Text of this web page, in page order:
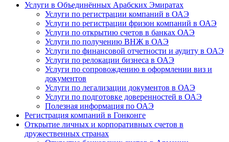
Услуги в Объединённых Арабских Эмиратах
Услуги по регистрации компаний в ОАЭ
Услуги по регистрации фризон компаний в ОАЭ
Услуги по открытию счетов в банках ОАЭ
Услуги по получению ВНЖ в ОАЭ
Услуги по финансовой отчетности и аудиту в ОАЭ
Услуги по релокации бизнеса в ОАЭ
Услуги по сопровождению в оформлении виз и
документов
Услуги по легализации документов в ОАЭ
Услуги по подготовке доверенностей в ОАЭ
Полезная информация по ОАЭ
Регистрация компаний в Гонконге
Открытие личных и корпоративных счетов в
дружественных странах